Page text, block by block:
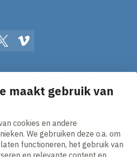
maakt gebruik van
cookies en andere
We gebruiken deze o.a. om
functioneren, het gebruik van
en relevante content en
TwitterVimeo
alerts in je mailbox!
privacy statement.